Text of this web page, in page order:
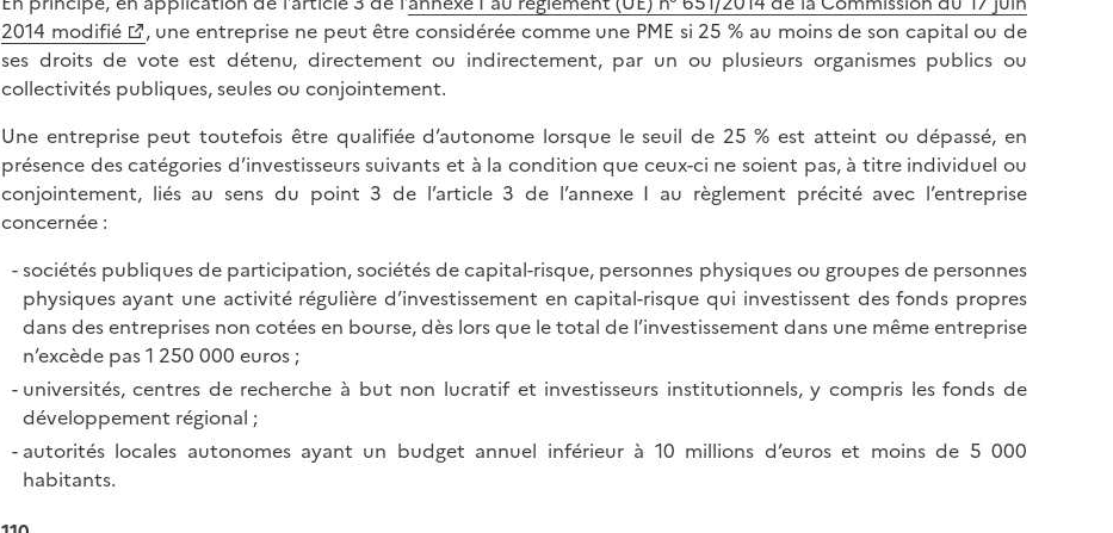
2014 modifié
, une entreprise ne peut être considérée comme une PME si 25 % au moins de son capital ou de
ses droits de vote est détenu, directement ou indirectement, par un ou plusieurs organismes publics ou
collectivités publiques, seules ou conjointement.
Une entreprise peut toutefois être qualifiée d’autonome lorsque le seuil de 25 % est atteint ou dépassé, en
présence des catégories d’investisseurs suivants et à la condition que ceux-ci ne soient pas, à titre individuel ou
conjointement, liés au sens du point 3 de l’article 3 de l’annexe I au règlement précité avec l’entreprise
concernée :
sociétés publiques de participation, sociétés de capital-risque, personnes physiques ou groupes de personnes
physiques ayant une activité régulière d’investissement en capital-risque qui investissent des fonds propres
dans des entreprises non cotées en bourse, dès lors que le total de l’investissement dans une même entreprise
n’excède pas 1 250 000 euros ;
universités, centres de recherche à but non lucratif et investisseurs institutionnels, y compris les fonds de
développement régional ;
autorités locales autonomes ayant un budget annuel inférieur à 10 millions d’euros et moins de 5 000
habitants.